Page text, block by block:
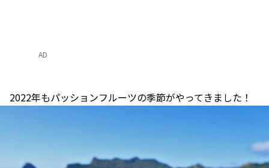
AD
2022年もパッションフルーツの季節がやってきました！